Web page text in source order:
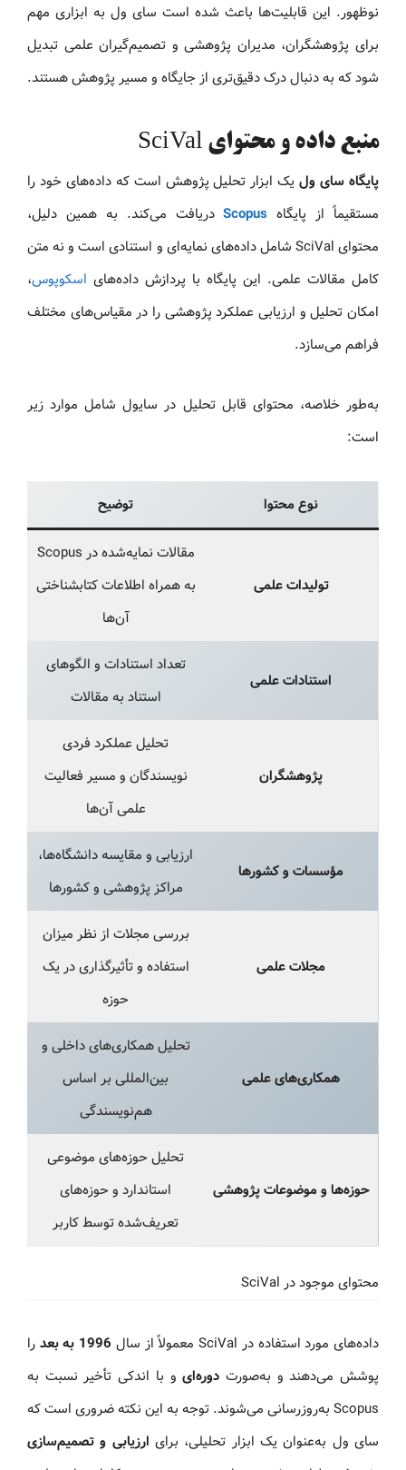
نوظهور. این قابلیت‌ها باعث شده است سای ول به ابزاری مهم
برای پژوهشگران، مدیران پژوهشی و تصمیم‌گیران علمی تبدیل
شود که به دنبال درک دقیق‌تری از جایگاه و مسیر پژوهش هستند.
منبع داده و محتوای SciVal
پایگاه سای ولیک ابزار تحلیل پژوهش است که داده‌های خود را
مستقیماً از پایگاه Scopusدریافت می‌کند. به همین دلیل،
محتوای SciVal شامل داده‌های نمایه‌ای و استنادی است و نه متن
کامل مقالات علمی. این پایگاه با پردازش داده‌های اسکوپوس،
امکان تحلیل و ارزیابی عملکرد پژوهشی را در مقیاس‌های مختلف
فراهم می‌سازد.
به‌طور خلاصه، محتوای قابل تحلیل در سایول شامل موارد زیر
است:
نوع محتوا توضیح
تولیدات علمی
مقالات نمایه‌شده در Scopus
به همراه اطلاعات کتابشناختی
آن‌ها
استنادات علمی
تعداد استنادات و الگوهای
استناد به مقالات
پژوهشگران
تحلیل عملکرد فردی
نویسندگان و مسیر فعالیت
علمی آن‌ها
مؤسسات و کشورها
ارزیابی و مقایسه دانشگاه‌ها،
مراکز پژوهشی و کشورها
مجلات علمی
بررسی مجلات از نظر میزان
استفاده و تأثیرگذاری در یک
حوزه
همکاری‌های علمی
تحلیل همکاری‌های داخلی و
بین‌المللی بر اساس
هم‌نویسندگی
حوزه‌ها و موضوعات پژوهشی
تحلیل حوزه‌های موضوعی
استاندارد و حوزه‌های
تعریف‌شده توسط کاربر
محتوای موجود در SciVal
داده‌های مورد استفاده در SciVal معمولاً از سال 1996 به بعد
را
پوشش می‌دهند و به‌صورت دوره‌ایو با اندکی تأخیر نسبت به
Scopus به‌روزرسانی می‌شوند. توجه به این نکته ضروری است که
سای ول به‌عنوان یک ابزار تحلیلی، برای ارزیابی و تصمیم‌سازی